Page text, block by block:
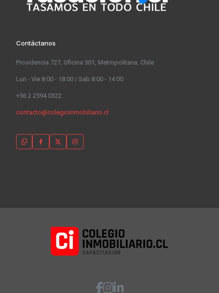
Contáctanos
Providencia 727, Oficina 301, Metropolitana, Chile
Lun - Vie 8:00 - 18:00 / Sab 8:00 - 14:00
+56 2 2594 0322
contacto@colegioinmobiliario.cl